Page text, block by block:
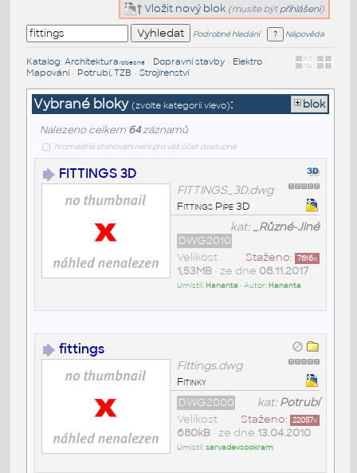
Vložit nový blok (musíte být přihlášeni)
Podrobné hledání Nápověda
Katalog: Architektura/obecné• Dopravní stavby• Elektro•
Mapování• Potrubí, TZB • Strojírenství
Vybrané bloky (zvolte kategorii vlevo): blok
Nalezeno celkem 64záznamů
hromadné stahování není pro váš účet dostupné
FITTINGS 3D
FITTINGS_3D.dwg
Fittings Pipe 3D
kat:_Různé-Jiné
DWG2010
Staženo: 7616x
Velikost
1,53MB• ze dne 08.11.2017
Umístil: Hananta • Autor: Hananta
fittings
Fittings.dwg
Fitinky
kat:Potrubí
DWG2000
Staženo: 22057x
Velikost
680kB• ze dne 13.04.2010
Umístil:sarvadevsookram